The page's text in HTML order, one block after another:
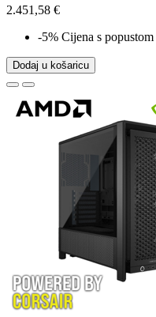
2.451,58 €
-5% Cijena s popustom
Dodaj u košaricu